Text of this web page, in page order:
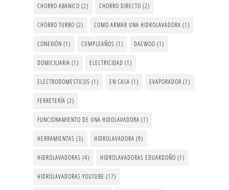
CHORRO ABANICO (2) CHORRO DIRECTO (2)
CHORRO TURBO (2) COMO ARMAR UNA HIDROLAVADORA (1)
CONEXIÓN (1) CUMPLEAÑOS (1) DAEWOO (1)
DOMICILIARIA (1) ELECTRICIDAD (1)
ELECTRODOMESTICOS (1) EN CASA (1) EVAPORADOR (1)
FERRETERÍA (2)
FUNCIONAMIENTO DE UNA HIDOLAVADORA (1)
HERRAMIENTAS (3) HIDROLAVADORA (9)
HIDROLAVADORAS (4) HIDROLAVADORAS EDUARDOÑO (1)
HIDROLAVADORAS YOUTUBE (17)